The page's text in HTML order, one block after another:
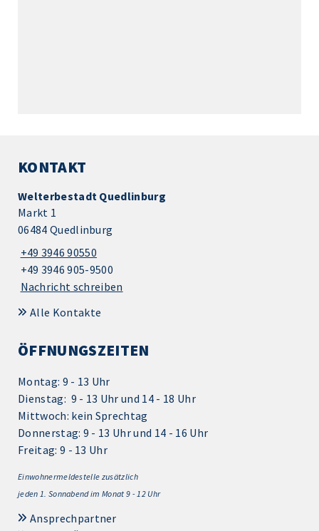
KONTAKT
Welterbestadt Quedlinburg
Markt 1
06484 Quedlinburg
+49 3946 90550
+49 3946 905-9500
Nachricht schreiben
Alle Kontakte
ÖFFNUNGSZEITEN
Montag: 9 - 13 Uhr
Dienstag: 9 - 13 Uhr und 14 - 18 Uhr
Mittwoch: kein Sprechtag
Donnerstag: 9 - 13 Uhr und 14 - 16 Uhr
Freitag: 9 - 13 Uhr
Einwohnermeldestelle zusätzlich
jeden 1. Sonnabend im Monat 9 - 12 Uhr
Ansprechpartner